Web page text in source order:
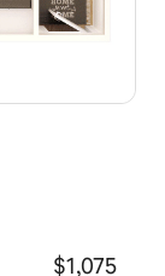
$1,075